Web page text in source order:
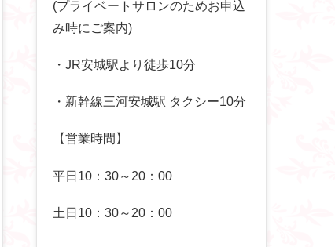
(プライベートサロンのためお申込
み時にご案内)
・JR安城駅より徒歩10分
・新幹線三河安城駅 タクシー10分
【営業時間】
平日10：30～20：00
土日10：30～20：00